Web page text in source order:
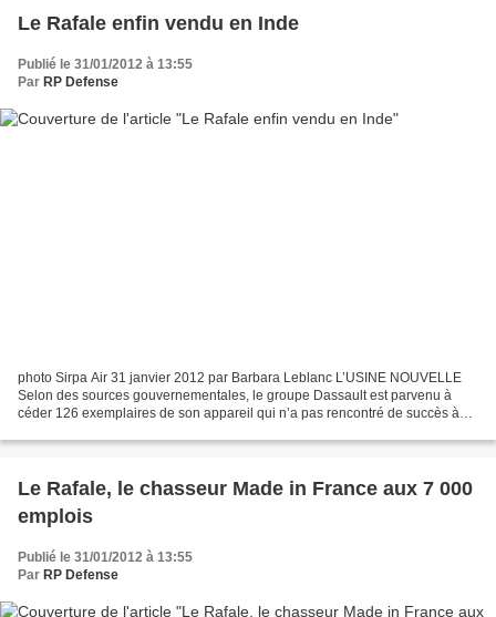
Le Rafale enfin vendu en Inde
Publié le 31/01/2012 à 13:55
Par RP Defense
photo Sirpa Air 31 janvier 2012 par Barbara Leblanc L’USINE NOUVELLE
Selon des sources gouvernementales, le groupe Dassault est parvenu à
céder 126 exemplaires de son appareil qui n’a pas rencontré de succès à
Le Rafale, le chasseur Made in France aux 7 000
emplois
Publié le 31/01/2012 à 13:55
Par RP Defense